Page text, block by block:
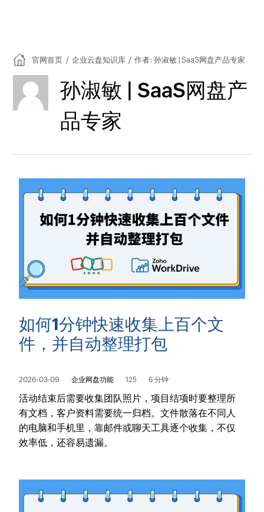
官网首页 / 企业云盘知识库 / 作者: 孙淑敏 | SaaS网盘产品专家
孙淑敏 | SaaS网盘产
品专家
如何1分钟快速收集上百个文
件，并自动整理打包
2026-03-09 企业网盘功能 125 6 分钟
活动结束后需要收集团队照片，项目结项时要整理所
有文档，客户资料需要统一归档。文件散落在不同人
的电脑和手机里，靠邮件或聊天工具逐个收集，不仅
效率低，还容易遗漏。